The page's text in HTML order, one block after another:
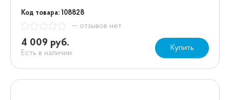
Код товара: 108828
— отзывов нет
4 009 руб.
Есть в наличии
Купить